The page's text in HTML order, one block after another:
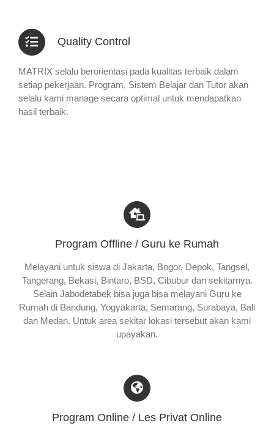
Quality Control
MATRIX selalu berorientasi pada kualitas terbaik dalam
setiap pekerjaan. Program, Sistem Belajar dan Tutor akan
selalu kami manage secara optimal untuk mendapatkan
hasil terbaik.
Program Offline / Guru ke Rumah
Melayani untuk siswa di Jakarta, Bogor, Depok, Tangsel,
Tangerang, Bekasi, Bintaro, BSD, Cibubur dan sekitarnya.
Selain Jabodetabek bisa juga bisa melayani Guru ke
Rumah di Bandung, Yogyakarta, Semarang, Surabaya, Bali
dan Medan. Untuk area sekitar lokasi tersebut akan kami
upayakan.
Program Online / Les Privat Online